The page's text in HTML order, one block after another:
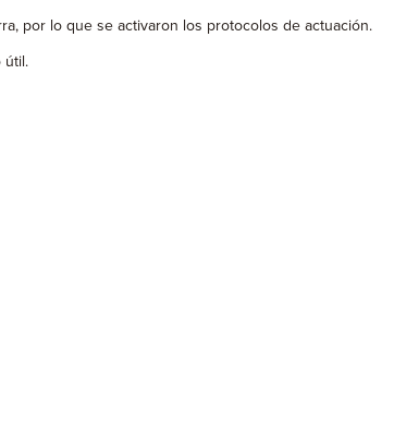
por lo que se activaron los protocolos de actuación.
útil.